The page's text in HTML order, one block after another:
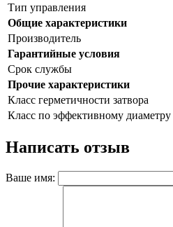
Тип управления
Общие характеристики
Производитель
Гарантийные условия
Срок службы
Прочие характеристики
Класс герметичности затвора
Класс по эффективному диаметру
Написать отзыв
Ваше имя: